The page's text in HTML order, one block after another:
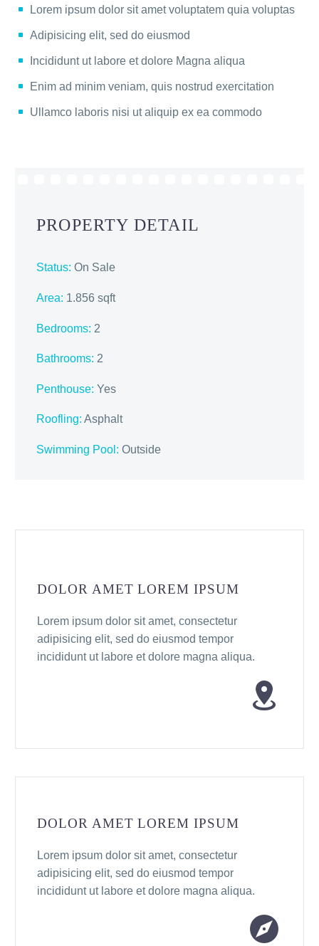
Lorem ipsum dolor sit amet voluptatem quia voluptas
Adipisicing elit, sed do eiusmod
Incididunt ut labore et dolore Magna aliqua
Enim ad minim veniam, quis nostrud exercitation
Ullamco laboris nisi ut aliquip ex ea commodo
PROPERTY DETAIL
Status: On Sale
Area: 1.856 sqft
Bedrooms: 2
Bathrooms: 2
Penthouse: Yes
Roofling: Asphalt
Swimming Pool: Outside
DOLOR AMET LOREM IPSUM
Lorem ipsum dolor sit amet, consectetur
adipisicing elit, sed do eiusmod tempor
incididunt ut labore et dolore magna aliqua.


DOLOR AMET LOREM IPSUM
Lorem ipsum dolor sit amet, consectetur
adipisicing elit, sed do eiusmod tempor
incididunt ut labore et dolore magna aliqua.

